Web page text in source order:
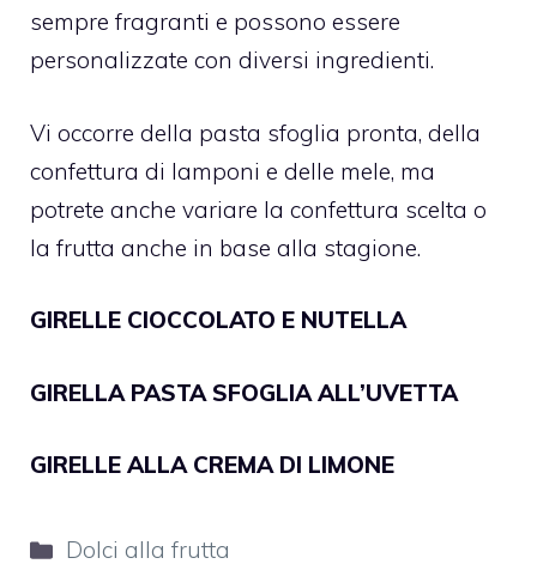
sempre fragranti e possono essere
personalizzate con diversi ingredienti.
Vi occorre della pasta sfoglia pronta, della
confettura di lamponi e delle mele, ma
potrete anche variare la confettura scelta o
la frutta anche in base alla stagione.
GIRELLE CIOCCOLATO E NUTELLA
GIRELLA PASTA SFOGLIA ALL’UVETTA
GIRELLE ALLA CREMA DI LIMONE
Categorie
Dolci alla frutta